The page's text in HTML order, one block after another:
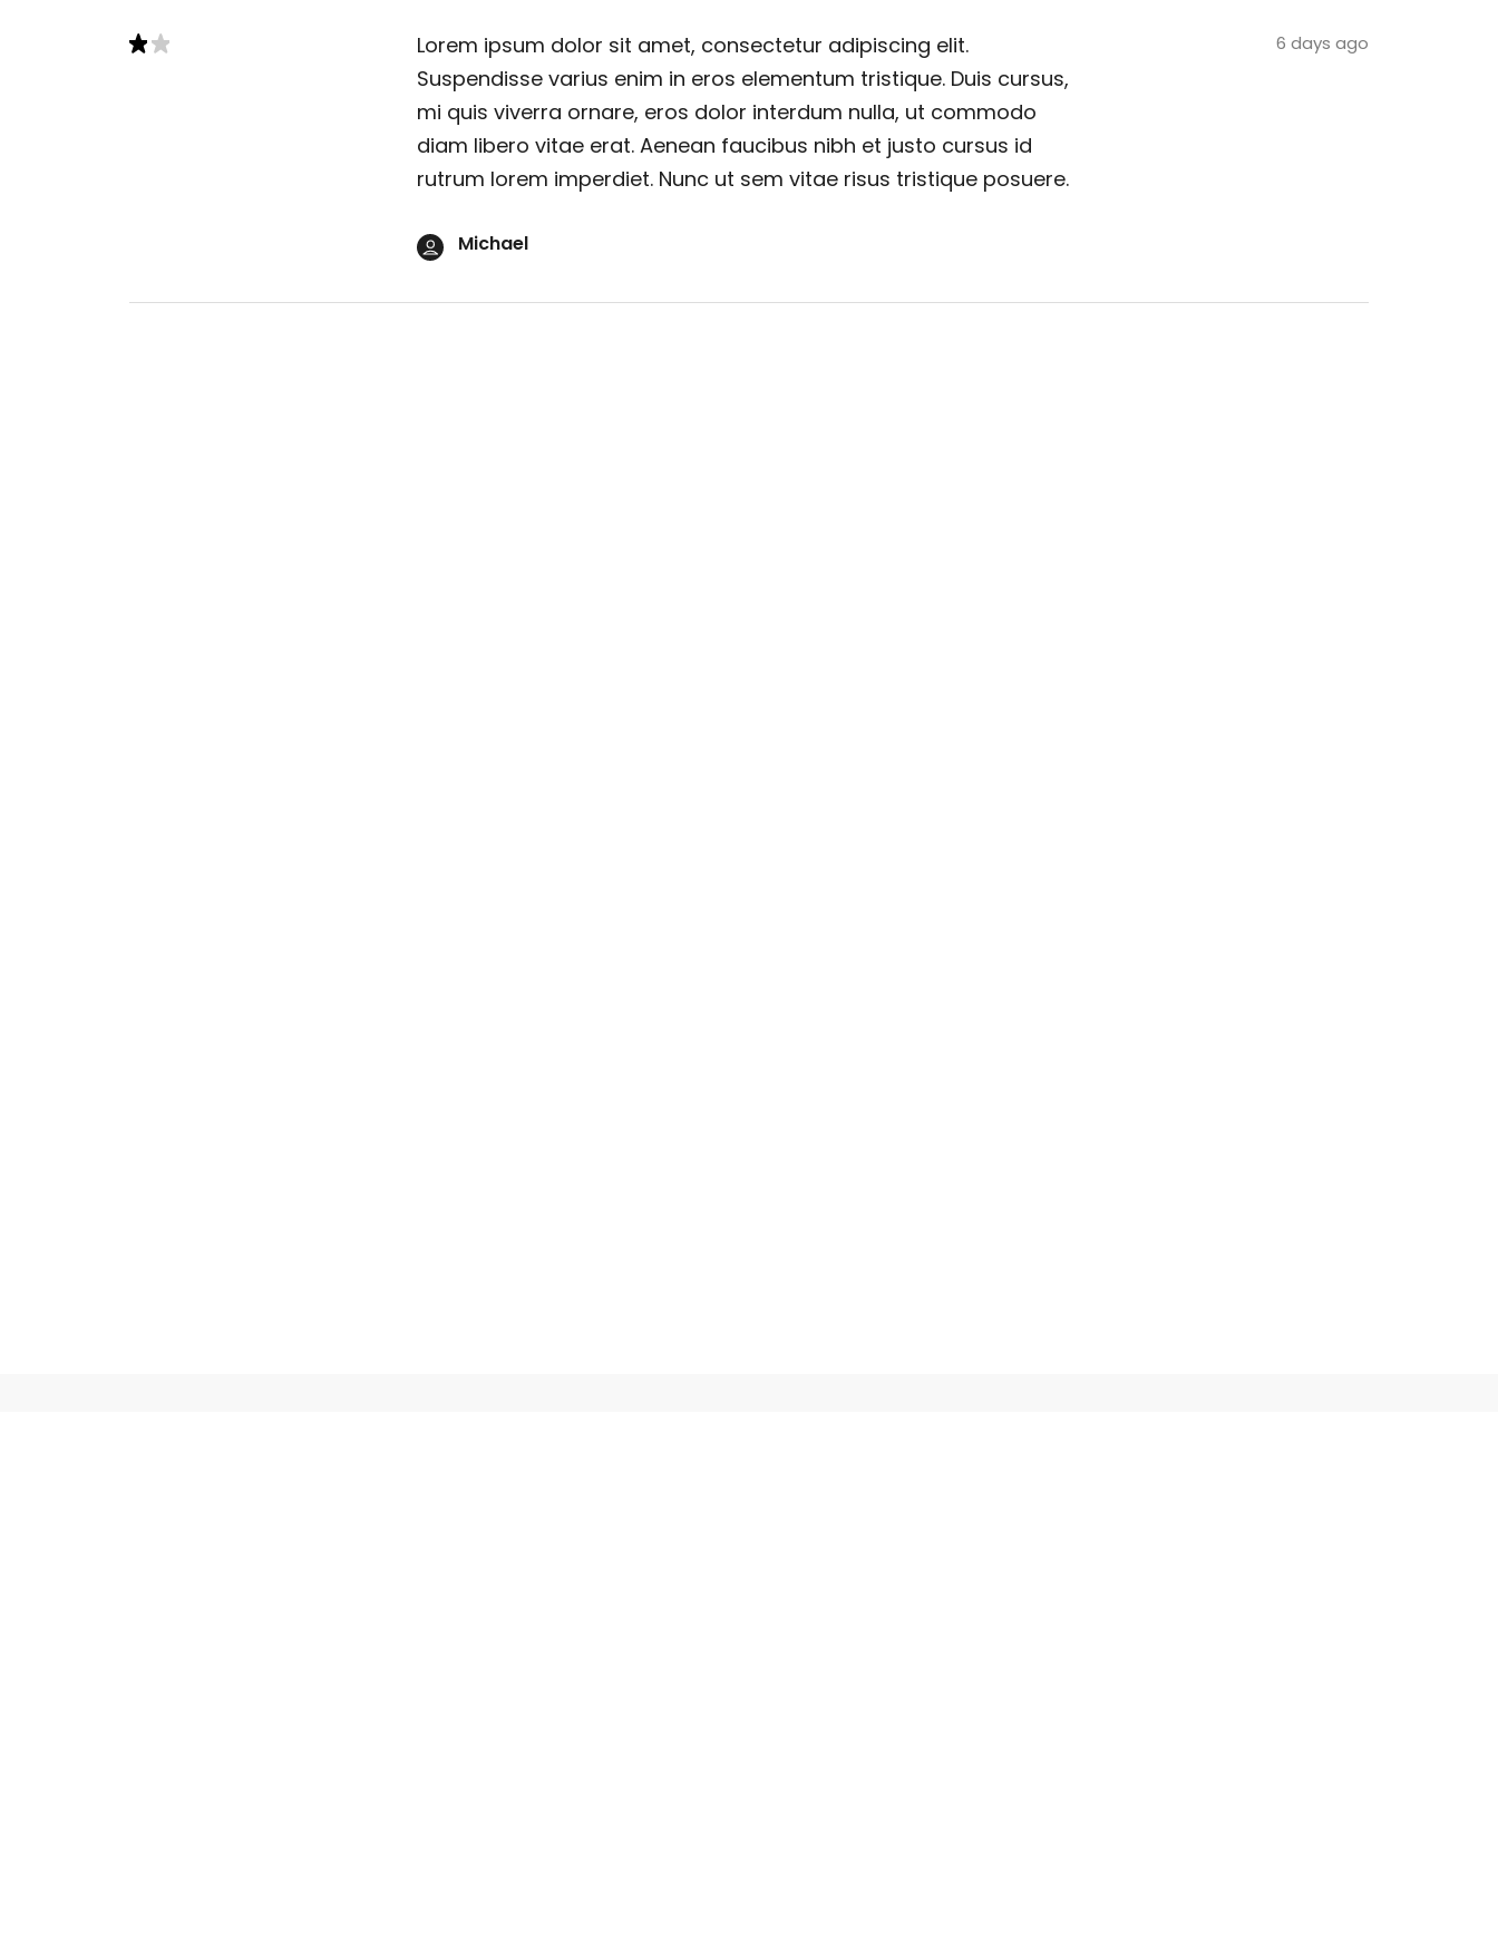
Lorem ipsum dolor sit amet, consectetur adipiscing elit.
Suspendisse varius enim in eros elementum tristique. Duis cursus,
mi quis viverra ornare, eros dolor interdum nulla, ut commodo
diam libero vitae erat. Aenean faucibus nibh et justo cursus id
rutrum lorem imperdiet. Nunc ut sem vitae risus tristique posuere.
Michael
6 days ago